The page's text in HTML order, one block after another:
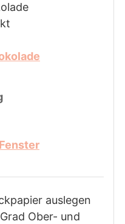
auslegen
Ober- und